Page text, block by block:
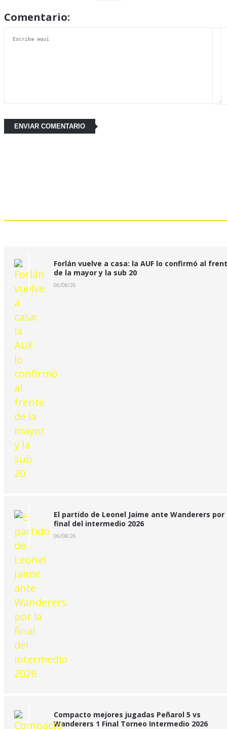
Comentario:
Forlán vuelve a casa: la AUF lo confirmó al
de la mayor y la sub 20
06/08/26
El partido de Leonel Jaime ante Wanderers por
final del intermedio 2026
06/08/26
Compacto mejores jugadas Peñarol 5 vs
Wanderers 1 Final Torneo Intermedio 2026